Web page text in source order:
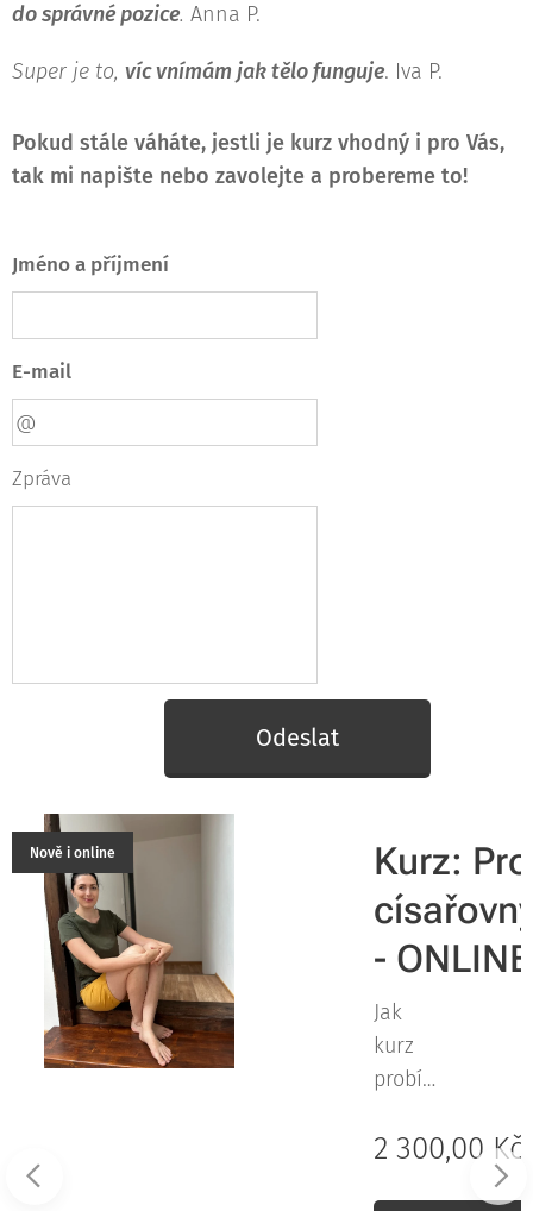
do správné pozice. Anna P.
Super je to, víc vnímám jak tělo funguje. Iva P.
Pokud stále váháte, jestli je kurz vhodný i pro Vás,
tak mi napište nebo zavolejte a probereme to!
Jméno a příjmení
E-mail
Zpráva
Odeslat
Nově i online
Kurz: Pro
- ONLINE
Jak
kurz
probíh
Kurz
2 300,00 Kč